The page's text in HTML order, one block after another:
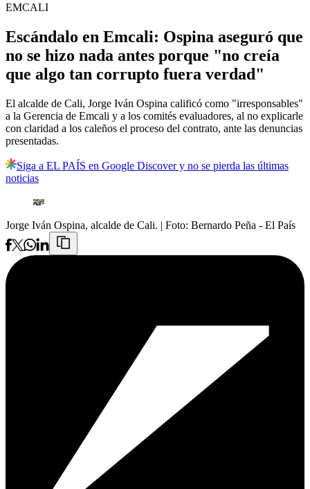
EMCALI
Escándalo en Emcali: Ospina aseguró que
no se hizo nada antes porque "no creía
que algo tan corrupto fuera verdad"
El alcalde de Cali, Jorge Iván Ospina calificó como "irresponsables"
a la Gerencia de Emcali y a los comités evaluadores, al no explicarle
con claridad a los caleños el proceso del contrato, ante las denuncias
presentadas.
Siga a EL PAÍS en Google Discover y no se pierda las últimas
noticias
Jorge Iván Ospina, alcalde de Cali. | Foto: Bernardo Peña - El País